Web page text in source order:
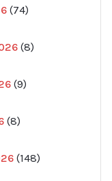
74
produkter
8
produkter
9
produkter
8
produkter
148
produkter